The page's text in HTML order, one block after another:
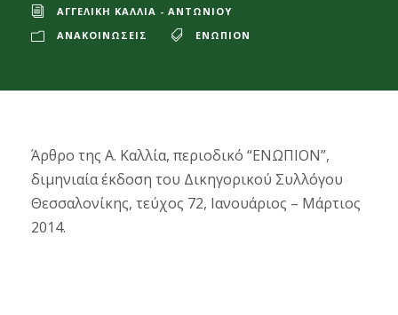
ΑΓΓΕΛΙΚΉ ΚΑΛΛΊΑ - ΑΝΤΩΝΊΟΥ
ΑΝΑΚΟΙΝΏΣΕΙΣ
ΕΝΩΠΙΟΝ
Άρθρο της Α. Καλλία, περιοδικό “ΕΝΩΠΙΟΝ”,
διμηνιαία έκδοση του Δικηγορικού Συλλόγου
Θεσσαλονίκης, τεύχος 72, Ιανουάριος – Μάρτιος
2014.